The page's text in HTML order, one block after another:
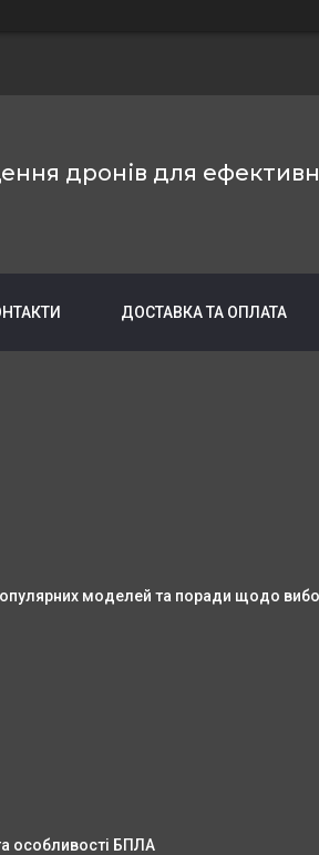
дронів для
ДОСТАВКА ТА ОПЛАТА
моделей та поради щодо
особливості БПЛА